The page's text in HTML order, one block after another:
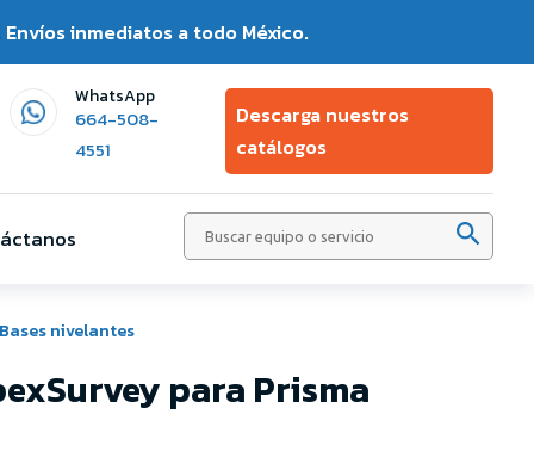
Envíos inmediatos a todo México.
WhatsApp
664-508-
4551
Descarga nuestros
catálogos
Buscar:
nivelantes
para Prisma